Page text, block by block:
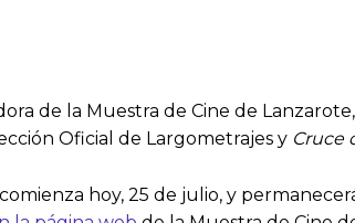
de la Muestra de Cine de
Oficial de Largometrajes y Cruce
hoy, 25 de julio, y